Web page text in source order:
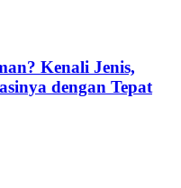
Kenali Jenis,
dengan Tepat